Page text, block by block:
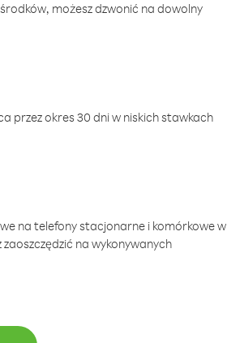
możesz dzwonić na dowolny
przez okres 30 dni w niskich stawkach
na telefony stacjonarne i komórkowe w
na wykonywanych